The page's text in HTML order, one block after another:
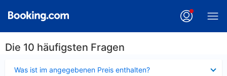
Die 10 häufigsten Fragen
Was ist im angegebenen Preis enthalten?